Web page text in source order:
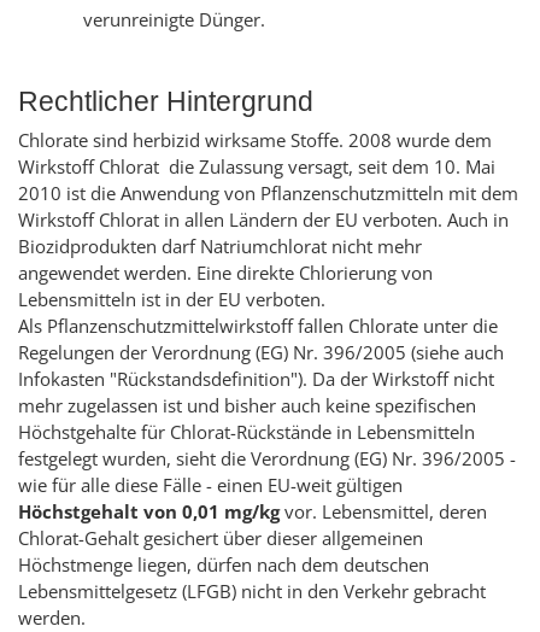
verunreinigte Dünger.
Rechtlicher Hintergrund
Chlorate sind herbizid wirksame Stoffe. 2008 wurde dem
Wirkstoff Chlorat die Zulassung versagt, seit dem 10. Mai
2010 ist die Anwendung von Pflanzenschutzmitteln mit dem
Wirkstoff Chlorat in allen Ländern der EU verboten. Auch in
Biozidprodukten darf Natriumchlorat nicht mehr
angewendet werden. Eine direkte Chlorierung von
Lebensmitteln ist in der EU verboten.
Als Pflanzenschutzmittelwirkstoff fallen Chlorate unter die
Regelungen der Verordnung (EG) Nr. 396/2005 (siehe auch
Infokasten "Rückstandsdefinition"). Da der Wirkstoff nicht
mehr zugelassen ist und bisher auch keine spezifischen
Höchstgehalte für Chlorat-Rückstände in Lebensmitteln
festgelegt wurden, sieht die Verordnung (EG) Nr. 396/2005 -
wie für alle diese Fälle - einen EU-weit gültigen
Höchstgehalt von 0,01 mg/kgvor. Lebensmittel, deren
Chlorat-Gehalt gesichert über dieser allgemeinen
Höchstmenge liegen, dürfen nach dem deutschen
Lebensmittelgesetz (LFGB) nicht in den Verkehr gebracht
werden.